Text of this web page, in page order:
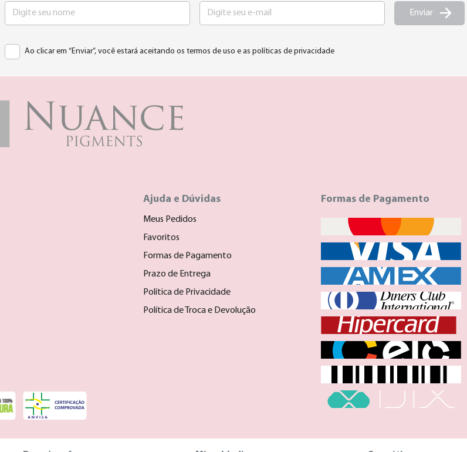
Enviar
Ao clicar em “Enviar”, você estará aceitando os termos de uso e as políticas de privacidade
Ajuda e Dúvidas
Meus Pedidos
Favoritos
Formas de Pagamento
Prazo de Entrega
Política de Privacidade
Política de Troca e Devolução
Formas de Pagamento